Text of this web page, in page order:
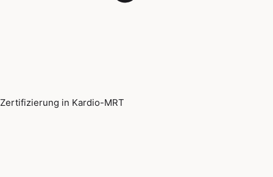
Zertifizierung in Kardio-MRT